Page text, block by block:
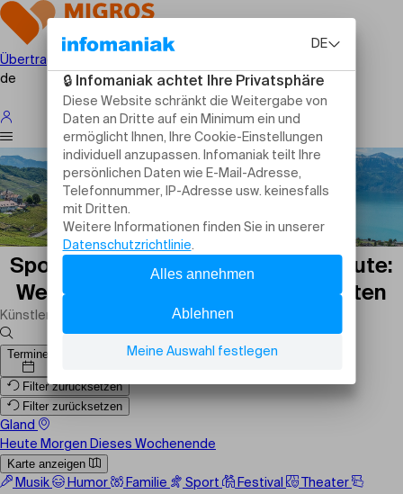
Übertragen Sie Ihre Veranstaltung
de
Sportveranstaltungen in Gland heute:
Wettbewerbe, Spiele und Aktivitäten
Termine
Filter zurücksetzen
Filter zurücksetzen
Gland
Heute Morgen Dieses Wochenende
Karte anzeigen
Musik Humor Familie Sport Festival
Theater